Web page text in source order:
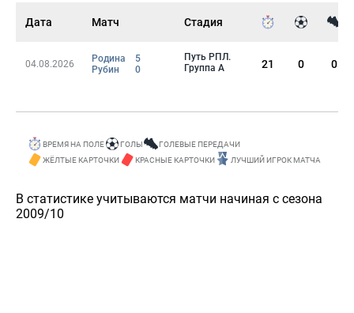
Дата Матч Стадия
04.08.2026
Родина
Рубин
5
0
Путь РПЛ.
Группа А
21 0 0
ВРЕМЯ НА ПОЛЕ ГОЛЫ
ГОЛЕВЫЕ ПЕРЕДАЧИ
ЖЁЛТЫЕ КАРТОЧКИ
КРАСНЫЕ КАРТОЧКИ ЛУЧШИЙ ИГРОК МАТЧА
В статистике учитываются матчи начиная с сезона
2009/10